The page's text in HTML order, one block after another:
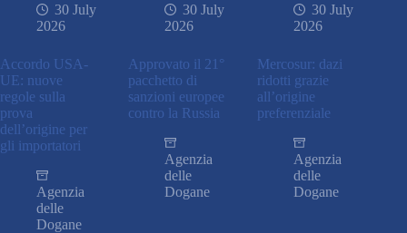
30 July
2026
Accordo USA-
UE: nuove
regole sulla
prova
dell’origine per
gli importatori
Agenzia
delle
Dogane
30 July
2026
Approvato il 21°
pacchetto di
sanzioni europee
contro la Russia
Agenzia
delle
Dogane
30 July
2026
Mercosur: dazi
ridotti grazie
all’origine
preferenziale
Agenzia
delle
Dogane